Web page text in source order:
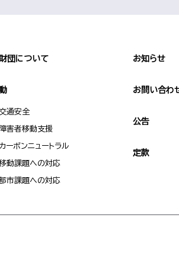
団について
通安全
害者移動支援
ーボンニュートラル
動課題への対応
市課題への対応
お知らせ
お問い合わ
公告
定款